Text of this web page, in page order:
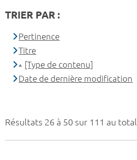
Résultats 26 à 50 sur 111 au total
TRIER PAR :
Pertinence
Titre
[Type de contenu]
Date de dernière modification